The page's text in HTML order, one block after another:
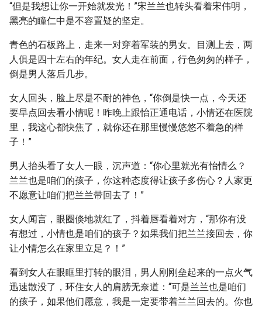
“但是我想让你一开始就发光！”宋兰兰也转头看着宋伟明，
黑亮的瞳仁中是不容置疑的坚定。
青色的石板路上，走来一对穿着军装的男女。目测上去，两
人俱是四十左右的年纪。女人走在前面，行色匆匆的样子，
倒是男人落后几步。
女人回头，脸上尽是不耐的神色，“你倒是快一点，今天还
要早点回去看小情呢！昨晚上跟怡正通电话，小情还在医院
里，我这心都快焦了，就你还在那里慢慢悠悠不着急的样
子！”
男人抬头看了女人一眼，沉声道：“你心里就光有怡情么？
兰兰也是咱们的孩子，你这种态度得让孩子多伤心？人家更
不愿意让咱们把兰兰带回去了！”
女人闻言，眼圈倏地就红了，抖着唇看着对方，“那你有没
有想过，小情也是咱们的孩子？如果我们把兰兰接回去，你
让小情怎么在家里立足？！”
看到女人在眼眶里打转的眼泪，男人刚刚垒起来的一点火气
迅速散没了，环住女人的肩膀无奈道：“可是兰兰也是咱们
的孩子，如果他们愿意，我是一定要带着兰兰回去的。你也